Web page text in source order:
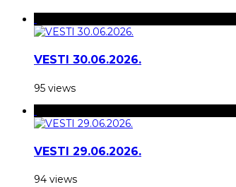
VESTI 30.06.2026.
95 views
VESTI 29.06.2026.
94 views